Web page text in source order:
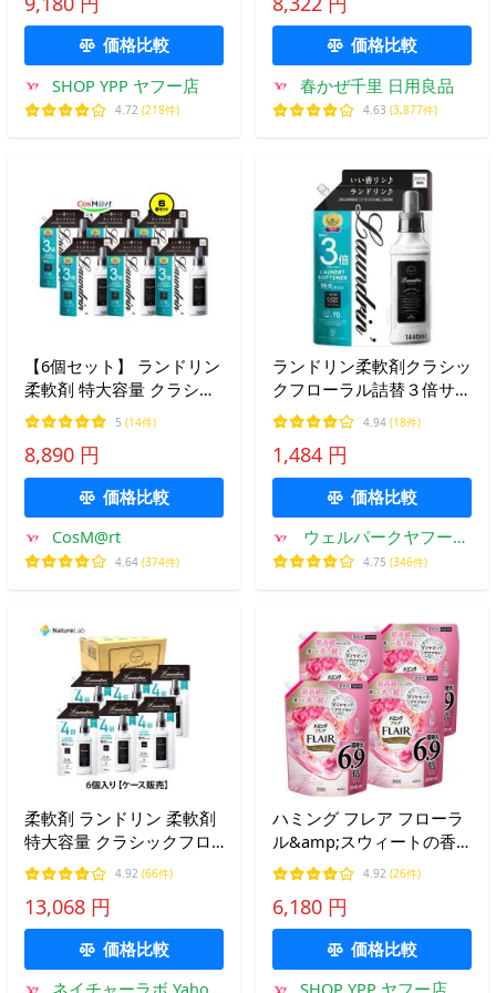
緒に使って効果長続き
価格比較
SHOP YPP ヤフー店
4.72 (218件)
価格比較
春かぜ千里 日用良品
4.63 (3,877件)
【6個セット】 ランドリン
柔軟剤 特大容量 クラシッ
クフローラル 詰め替え 3
倍サイズ 1440ml
(4582469501695-6)
5 (14件)
8,890 円
価格比較
CosM@rt
4.64 (374件)
ランドリン柔軟剤クラシッ
クフローラル詰替３倍サイ
ズ １４４０ｍＬ(M)
4.94 (18件)
1,484 円
価格比較
ウェルパークヤフーシ
ョッピング店
4.75 (346件)
柔軟剤 ランドリン 柔軟剤
特大容量 クラシックフロ
ーラル 詰め替え 4倍サイ
ズ 1920ml 6個セット | 詰
替用 つめかえ用 まとめ買
い 液体 無添加 部屋干し
4.92 (66件)
13,068 円
価格比較
ネイチャーラボ Yahoo!
ハミング フレア フローラ
ル&amp;スウィートの香
り つめかえ大容量 2500ml
×4個
4.92 (26件)
6,180 円
価格比較
SHOP YPP ヤフー店